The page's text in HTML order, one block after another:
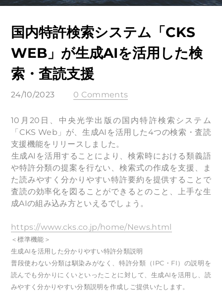
国内特許検索システム「CKS
WEB」が生成AIを活用した検
索・査読支援
24/10/2023 0 Comments
10月20日、中央光学出版の国内特許検索システム
「CKS Web」が、生成AIを活用した4つの検索・査読
支援機能をリリースしました。
​生成AIを活用することにより、検索時における類義語
や特許分類の提案を行ない、検索式の作成を支援、ま
た読みやすく分かりやすい特許要約を提供することで
査読の効率化を図ることができるとのこと、上手な生
成AIの組み込み方といえるでしょう。
https://www.cks.co.jp/home/News.html
＜標準機能＞
生成AIを活用した分かりやすい特許分類説明
普段使わない分類は馴染みがなく、特許分類（IPC・FI）の説明を
読んでも分かりにくいといったことに対して、生成AIを活用し、読
みやすく分かりやすい分類説明を作成しご提供いたします。